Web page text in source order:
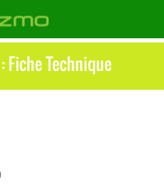
Fiche Technique